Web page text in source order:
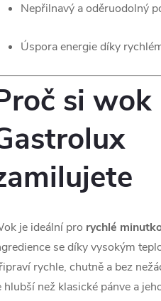
Nepřilnavý a oděruodolný
Úspora energie díky
si wok
je ideální pro rychlé
se díky vysokým
rychle, chutně a bez
hlubší než klasické pánve a